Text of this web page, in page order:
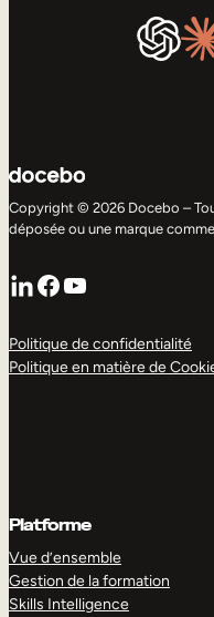
Copyright © 2026 Docebo –
déposée ou une marque
LinkedIn
Facebook
YouTube
Politique de confidentialité
Politique en matière de
Platforme
Vue d’ensemble
Gestion de la formation
Skills Intelligence